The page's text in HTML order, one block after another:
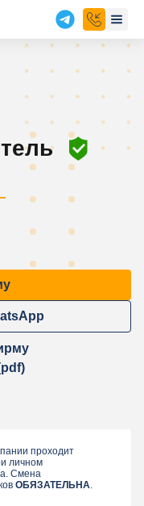
проходит
личном
Смена
ОБЯЗАТЕЛЬНА.